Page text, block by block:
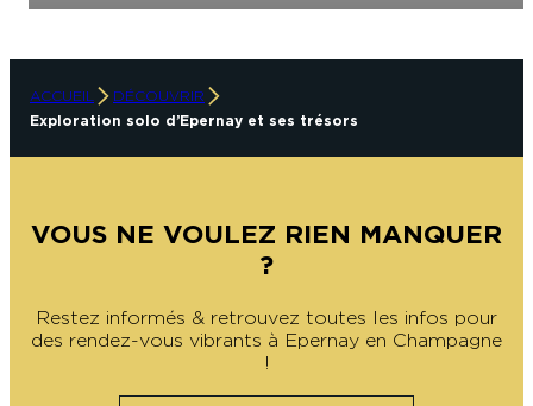
ACCUEIL
DÉCOUVRIR
Exploration solo d’Epernay et ses trésors
VOUS NE VOULEZ RIEN MANQUER
?
Restez informés & retrouvez toutes les infos pour
des rendez-vous vibrants à Epernay en Champagne
!